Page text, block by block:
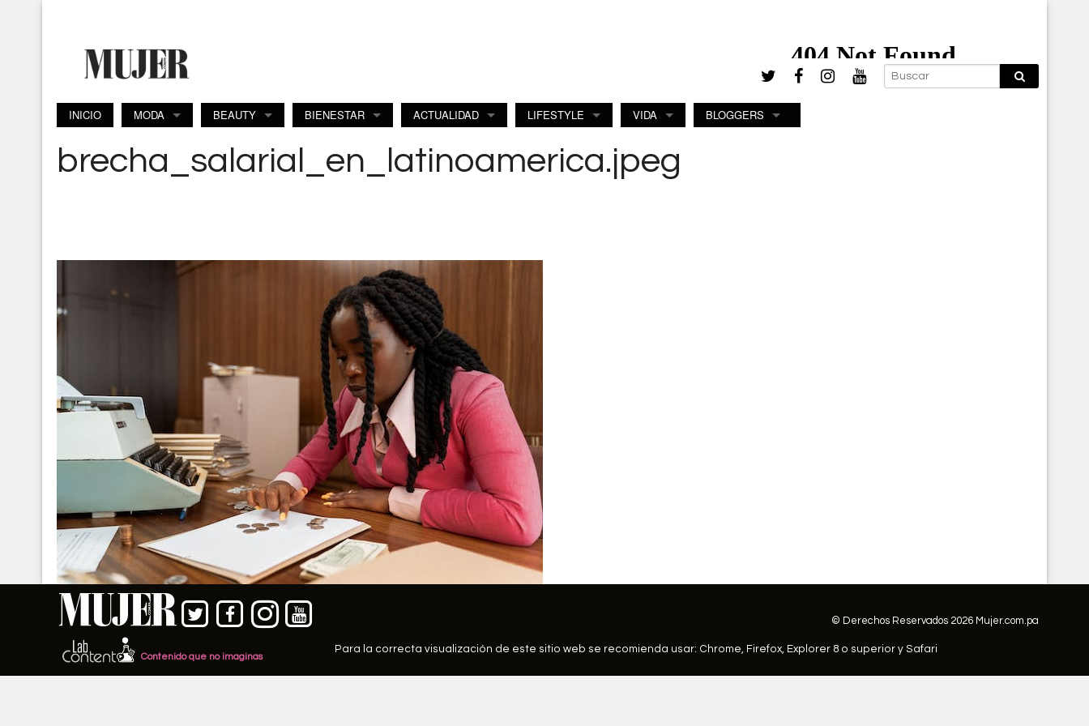
INICIO MODA BEAUTY BIENESTAR ACTUALIDAD LIFESTYLE VIDA BLOGGERS
brecha_salarial_en_latinoamerica.jpeg
© Derechos Reservados 2026 Mujer.com.pa
Contenido que no imaginas
Para la correcta visualización de este sitio web se recomienda usar: Chrome, Firefox, Explorer 8 o superior y Safari